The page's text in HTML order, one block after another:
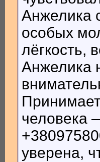
Анжелика
особых
лёгкость,
Анжелика
человека
уверена,